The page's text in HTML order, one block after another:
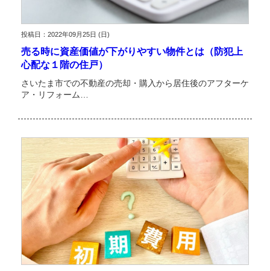
投稿日：2022年09月25日 (日)
売る時に資産価値が下がりやすい物件とは（防犯上
心配な１階の住戸）
さいたま市での不動産の売却・購入から居住後のアフターケ
ア・リフォーム…